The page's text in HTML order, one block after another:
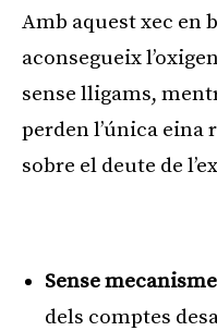
Amb aquest xec en
aconsegueix
sense lligams,
perden l’única eina
sobre el deute de
Sense
dels comptes